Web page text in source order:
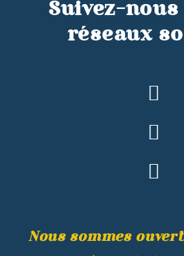
Suivez-
réseaux
Nous sommes